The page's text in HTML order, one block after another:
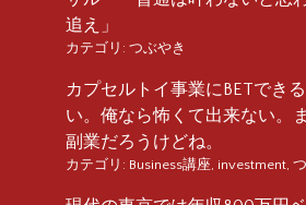
追え」
カテゴリ: つぶやき
カプセルトイ事業にBETでき
い。俺なら怖くて出来ない。
副業だろうけどね。
カテゴリ: Business講座, investment,